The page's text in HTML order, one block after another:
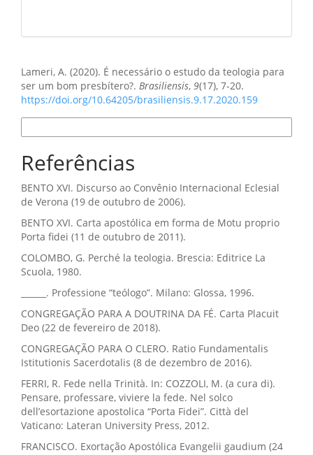
Lameri, A. (2020). É necessário o estudo da teologia para
ser um bom presbítero?. Brasiliensis, 9(17), 7-20.
https://doi.org/10.64205/brasiliensis.9.17.2020.159
Referências
BENTO XVI. Discurso ao Convênio Internacional Eclesial
de Verona (19 de outubro de 2006).
BENTO XVI. Carta apostólica em forma de Motu proprio
Porta fidei (11 de outubro de 2011).
COLOMBO, G. Perché la teologia. Brescia: Editrice La
Scuola, 1980.
______. Professione “teólogo”. Milano: Glossa, 1996.
CONGREGAÇÃO PARA A DOUTRINA DA FÉ. Carta Placuit
Deo (22 de fevereiro de 2018).
CONGREGAÇÃO PARA O CLERO. Ratio Fundamentalis
Istitutionis Sacerdotalis (8 de dezembro de 2016).
FERRI, R. Fede nella Trinità. In: COZZOLI, M. (a cura di).
Pensare, professare, viviere la fede. Nel solco
dell’esortazione apostolica “Porta Fidei”. Città del
Vaticano: Lateran University Press, 2012.
FRANCISCO. Exortação Apostólica Evangelii gaudium (24